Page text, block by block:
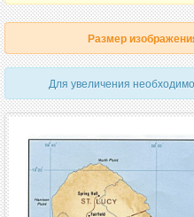
Размер
Для увеличения